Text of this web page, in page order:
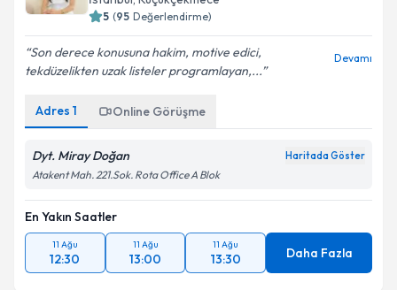
5 (95 Değerlendirme)
Son derece konusuna hakim, motive edici,
tekdüzelikten uzak listeler programlayan,...
Devamı
Adres 1 Online Görüşme
Dyt. Miray Doğan Haritada Göster
Atakent Mah. 221.Sok. Rota Office A Blok
En Yakın Saatler
11 Ağu
12:30
11 Ağu
13:00
11 Ağu
13:30 Daha Fazla